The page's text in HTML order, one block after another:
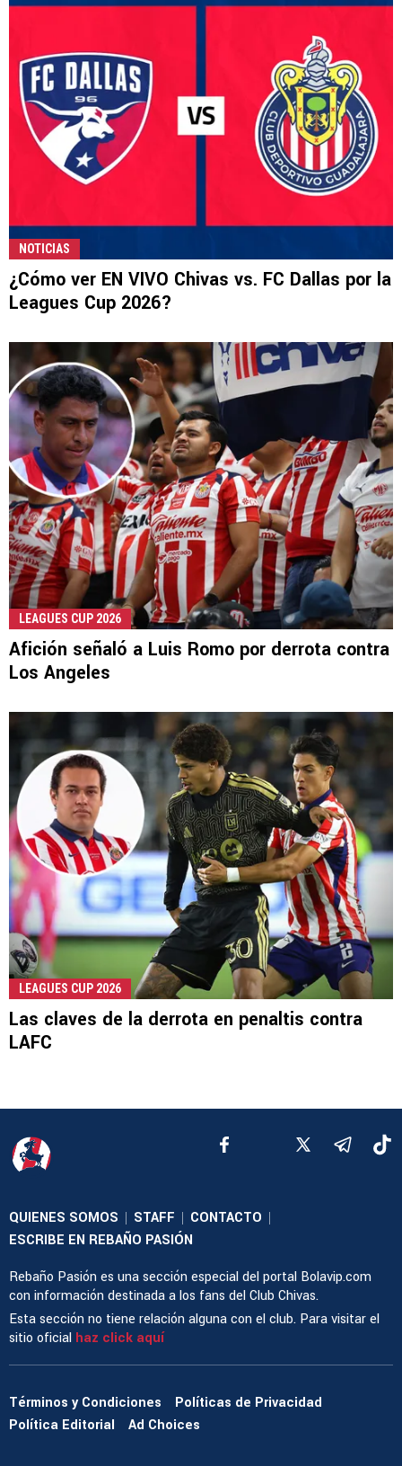
NOTICIAS
¿Cómo ver EN VIVO Chivas vs. FC Dallas por la
Leagues Cup 2026?
LEAGUES CUP 2026
Afición señaló a Luis Romo por derrota contra
Los Angeles
LEAGUES CUP 2026
Las claves de la derrota en penaltis contra
LAFC
QUIENES SOMOS | STAFF | CONTACTO |
ESCRIBE EN REBAÑO PASIÓN
Rebaño Pasión es una sección especial del portal Bolavip.com
con información destinada a los fans del Club Chivas.
Esta sección no tiene relación alguna con el club. Para visitar el
sitio oficial haz click aquí
Términos y Condiciones
Políticas de Privacidad
Política Editorial
Ad Choices